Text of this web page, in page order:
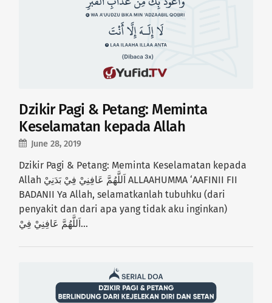
Dzikir Pagi & Petang: Meminta
Keselamatan kepada Allah
June 28, 2019
Dzikir Pagi & Petang: Meminta Keselamatan kepada
Allah اَللَّهُمَّ عَافِنِيْ فِيْ بَدَنِيْ ALLAAHUMMA ‘AAFINII FII
BADANII Ya Allah, selamatkanlah tubuhku (dari
penyakit dan dari apa yang tidak aku inginkan)
اَللَّهُمَّ عَافِنِيْ فِيْ…